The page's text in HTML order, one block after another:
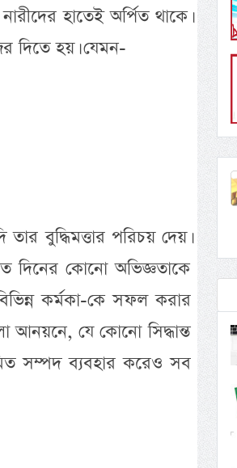
হাতেই অর্পিত থাকে।
দিতে হয়। যেমন-
তার বুদ্ধিমত্তার পরিচয় দেয়।
দিনের কোনো অভিজ্ঞতাকে
কর্মকা-কে সফল করার
আনয়নে, যে কোনো সিদ্ধান্ত
সম্পদ ব্যবহার করেও সব